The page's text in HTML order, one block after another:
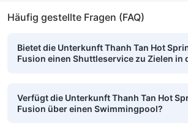
Häufig gestellte Fragen (FAQ)
Bietet die Unterkunft Thanh Tan Hot
Fusion einen Shuttleservice zu Zielen in
Verfügt die Unterkunft Thanh Tan Hot
Fusion über einen Swimmingpool?